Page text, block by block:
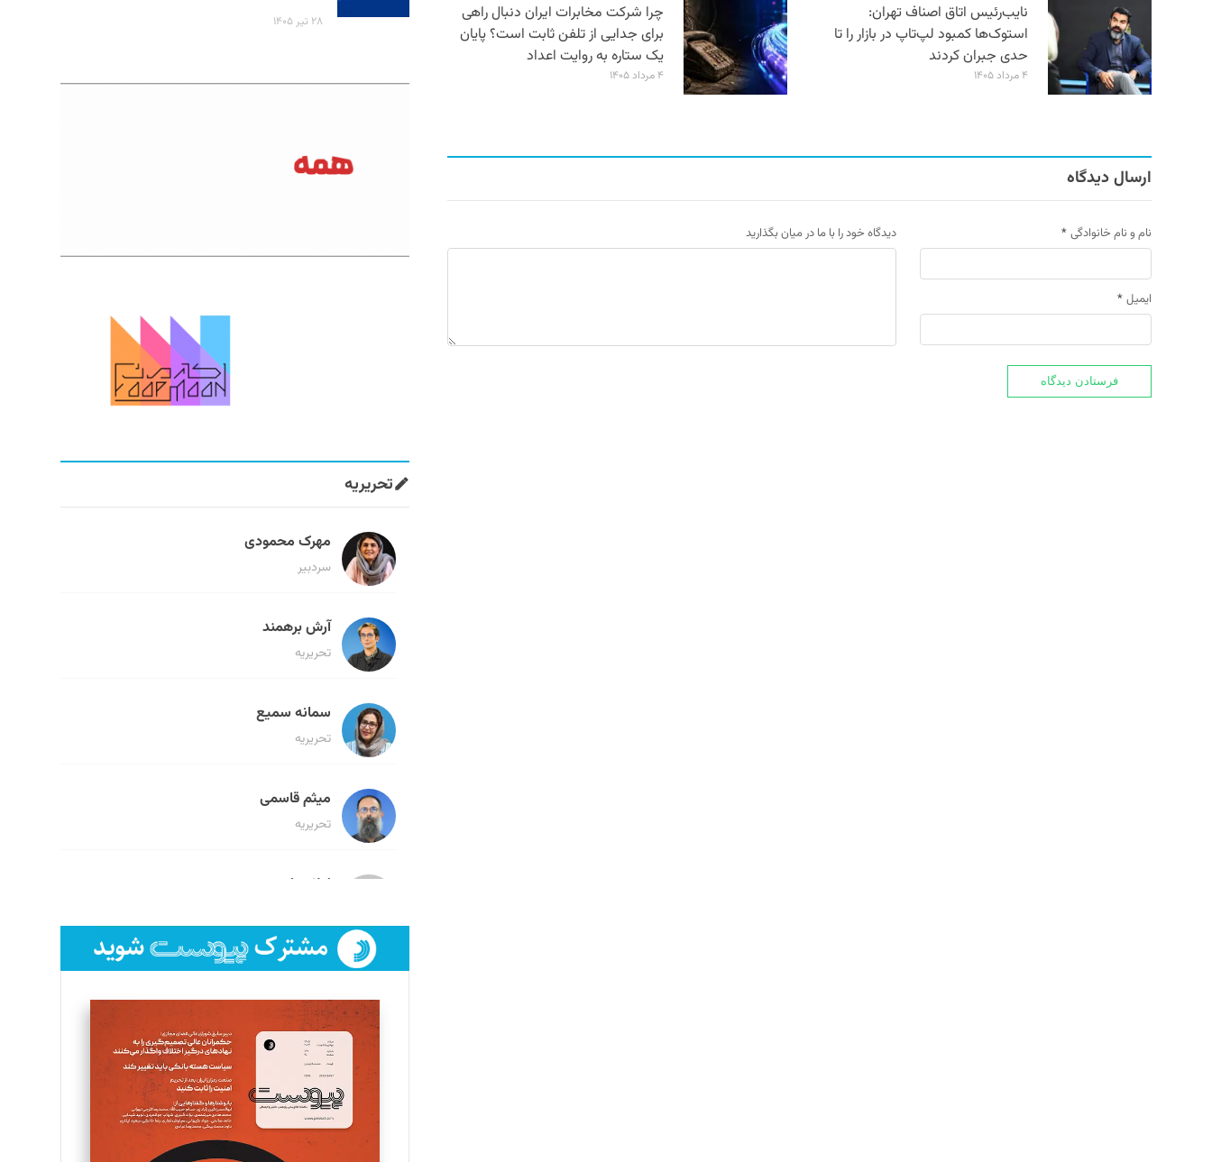
نایب‌رئیس اتاق اصناف تهران:
استوک‌ها کمبود لپ‌تاپ در بازار را تا
حدی جبران کردند
۴ مرداد ۱۴۰۵
چرا شرکت مخابرات ایران دنبال راهی
برای جدایی از تلفن ثابت است؟ پایان
یک ستاره به روایت اعداد
۴ مرداد ۱۴۰۵
ارسال دیدگاه
نام و نام خانوادگی *
ایمیل *
دیدگاه خود را با ما در میان بگذارید
۲۸ تیر ۱۴۰۵
تحریریه
مهرک محمودی
سردبیر
آرش برهمند
تحریریه
سمانه سمیع
تحریریه
میثم قاسمی
تحریریه
لیلا حنارود
فائزه فتحی رستمی
تحریریه
سروش کرمیان
تحریریه
مینا پاکدل